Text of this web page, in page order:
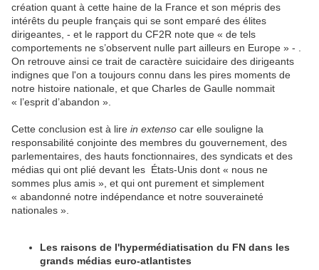
création quant à cette haine de la France et son mépris des
intérêts du peuple français qui se sont emparé des élites
dirigeantes, - et le rapport du CF2R note que « de tels
comportements ne s’observent nulle part ailleurs en Europe » - .
On retrouve ainsi ce trait de caractère suicidaire des dirigeants
indignes que l'on a toujours connu dans les pires moments de
notre histoire nationale, et que Charles de Gaulle nommait
« l’esprit d’abandon ».
Cette conclusion est à lire in extenso car elle souligne la
responsabilité conjointe des membres du gouvernement, des
parlementaires, des hauts fonctionnaires, des syndicats et des
médias qui ont plié devant les États-Unis dont « nous ne
sommes plus amis », et qui ont purement et simplement
« abandonné notre indépendance et notre souveraineté
nationales ».
Les raisons de l'hypermédiatisation du FN dans les
grands médias euro-atlantistes